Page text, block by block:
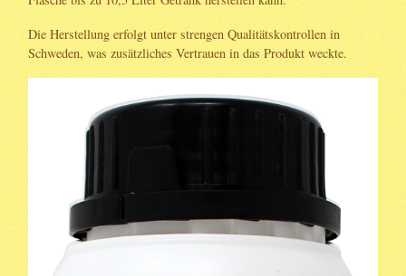
Die Herstellung erfolgt unter strengen Qualitätskontrollen in
Schweden, was zusätzliches Vertrauen in das Produkt weckte.